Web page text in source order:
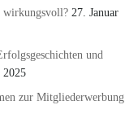
wirkungsvoll? 27. Januar
und
2025
zur Mitgliederwerbung